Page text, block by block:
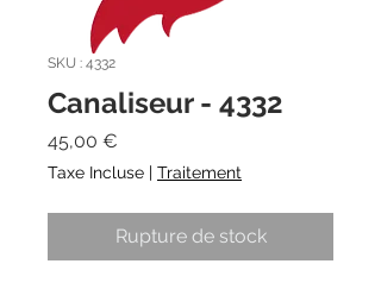
SKU : 4332
Canaliseur - 4332
45,00 €
Taxe Incluse | Traitement
Rupture de stock